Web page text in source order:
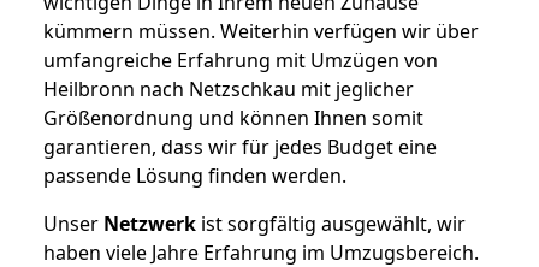
kümmern müssen. Weiterhin verfügen wir über
umfangreiche Erfahrung mit Umzügen von
Heilbronn nach Netzschkau mit jeglicher
Größenordnung und können Ihnen somit
garantieren, dass wir für jedes Budget eine
passende Lösung finden werden.
Unser Netzwerk ist sorgfältig ausgewählt, wir
haben viele Jahre Erfahrung im Umzugsbereich.